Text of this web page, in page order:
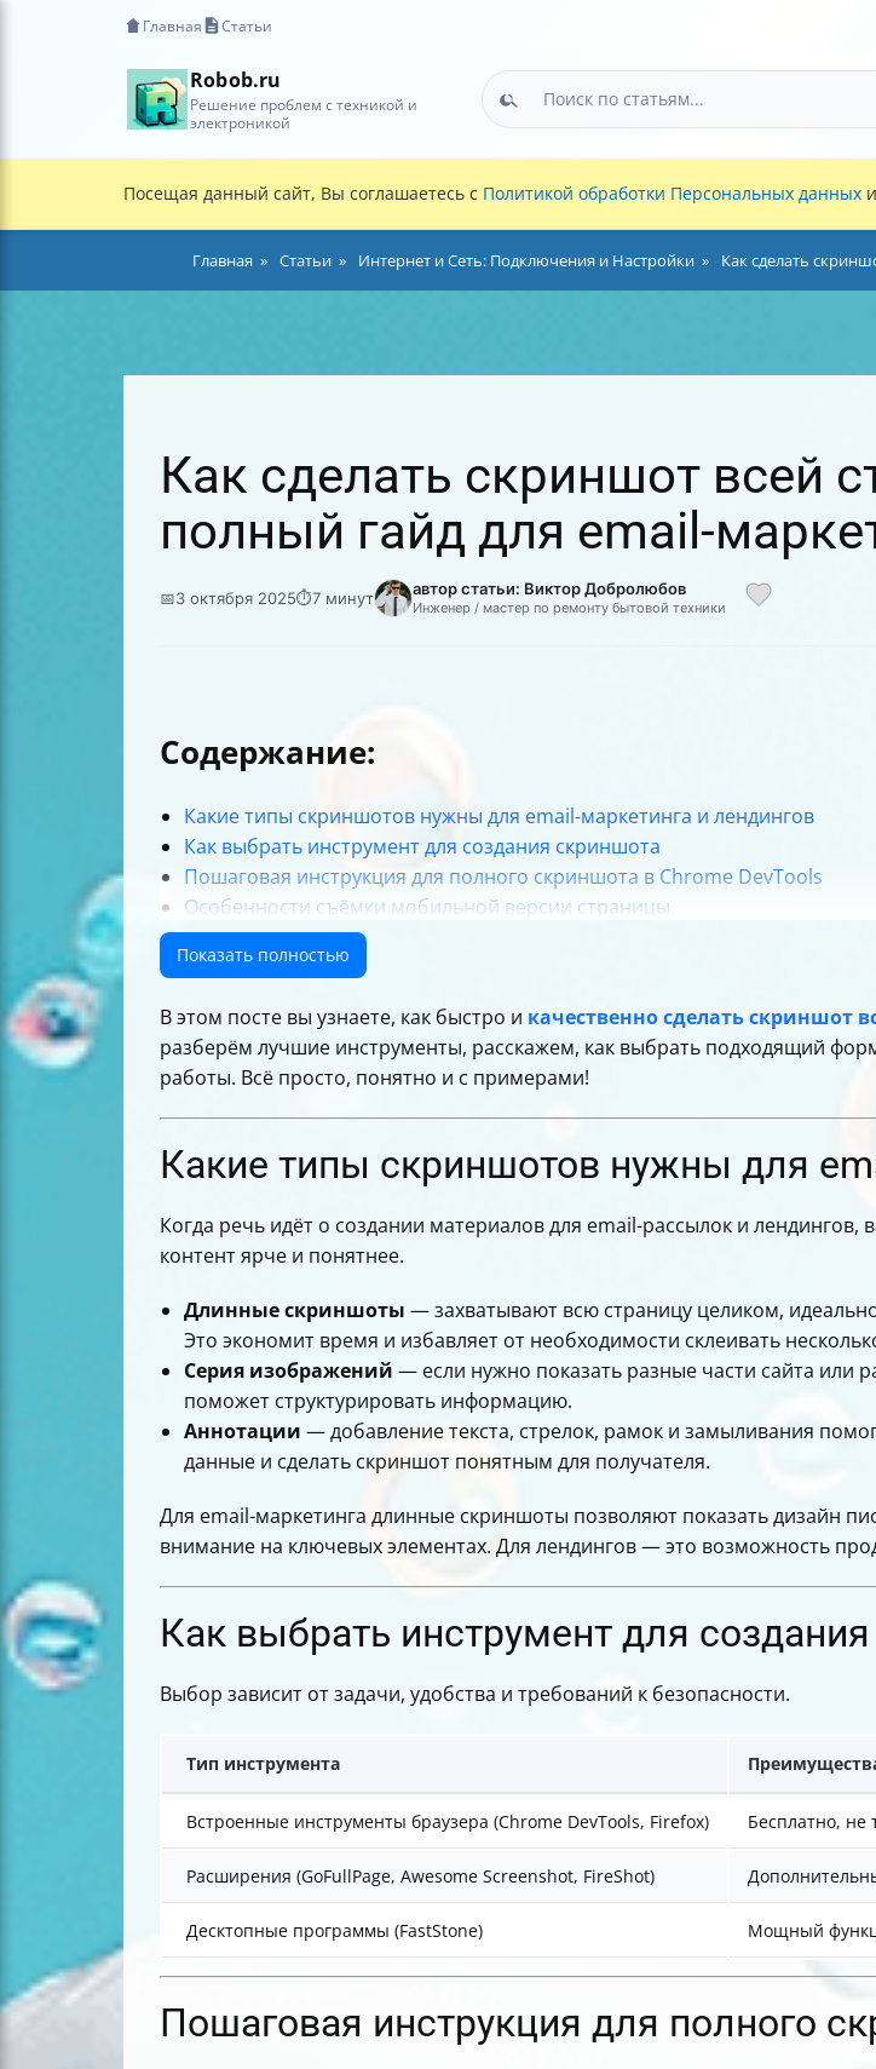
Главная Статьи
Robob.ru
Решение проблем с техникой и
электроникой
Посещая данный сайт, Вы соглашаетесь с Политикой обработки Персональных данных
Главная Статьи Интернет и Сеть: Подключения и Настройки Как сделать
Как сделать скриншот всей
полный гайд для email-
📅3 октября 2025⏱7 минут автор статьи: Виктор Добролюбов
Инженер / мастер по ремонту бытовой техники
Содержание:
Какие типы скриншотов нужны для email-маркетинга и лендингов
Как выбрать инструмент для создания скриншота
Пошаговая инструкция для полного скриншота в Chrome DevTools
Особенности съёмки мобильной версии страницы
Обзор популярных расширений для скриншотов
Функции редактирования после создания скриншота
Интеграции и автоматизация
Безопасность и конфиденциальность
Советы для командной работы и ускорения процесса
Распространённые ошибки и как их избежать
Примеры использования FireShot для профессионалов
Заключение
Показать полностью
В этом посте вы узнаете, как быстро и качественно сделать скриншот
разберём лучшие инструменты, расскажем, как выбрать подходящий
работы. Всё просто, понятно и с примерами!
Какие типы скриншотов нужны для
Когда речь идёт о создании материалов для email-рассылок и
контент ярче и понятнее.
Длинные скриншоты — захватывают всю страницу целиком,
Это экономит время и избавляет от необходимости склеивать
Серия изображений — если нужно показать разные части сайта или
поможет структурировать информацию.
Аннотации — добавление текста, стрелок, рамок и замыливания
данные и сделать скриншот понятным для получателя.
Для email-маркетинга длинные скриншоты позволяют показать дизайн
внимание на ключевых элементах. Для лендингов — это возможность
Как выбрать инструмент для
Выбор зависит от задачи, удобства и требований к безопасности.
Тип инструмента
Встроенные инструменты браузера (Chrome DevTools, Firefox) Бесплатно, не
Расширения (GoFullPage, Awesome Screenshot, FireShot)
Десктопные программы (FastStone) Мощный
Пошаговая инструкция для полного